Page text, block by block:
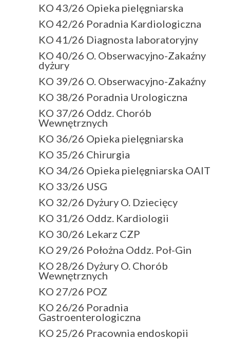
KO 43/26 Opieka pielęgniarska
KO 42/26 Poradnia Kardiologiczna
KO 41/26 Diagnosta laboratoryjny
KO 40/26 O. Obserwacyjno-Zakaźny
dyżury
KO 39/26 O. Obserwacyjno-Zakaźny
KO 38/26 Poradnia Urologiczna
KO 37/26 Oddz. Chorób
Wewnętrznych
KO 36/26 Opieka pielęgniarska
KO 35/26 Chirurgia
KO 34/26 Opieka pielęgniarska OAIT
KO 33/26 USG
KO 32/26 Dyżury O. Dziecięcy
KO 31/26 Oddz. Kardiologii
KO 30/26 Lekarz CZP
KO 29/26 Położna Oddz. Poł-Gin
KO 28/26 Dyżury O. Chorób
Wewnętrznych
KO 27/26 POZ
KO 26/26 Poradnia
Gastroenterologiczna
KO 25/26 Pracownia endoskopii